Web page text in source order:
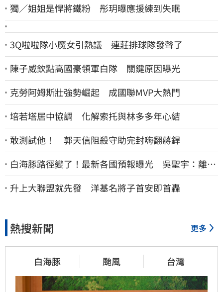
獨／姐姐是悍將鐵粉 彤玥曝應援練到失眠
3Q啦啦隊小魔女引熱議 連莊排球隊發聲了
陳子威欽點高國豪領軍白隊 關鍵原因曝光
克勞阿姆斯壯強勢崛起 成國聯MVP大熱門
培若塔居中協調 化解索托與林多多年心結
敢測試他！ 郭天信阻殺守助完封嗨翻蔣銲
白海豚路徑變了！最新各國預報曝光 吳聖宇：離台
灣又更近一點
升上大聯盟就先發 洋基名將子首安即首轟
熱搜新聞 更多
白海豚 颱風 台灣